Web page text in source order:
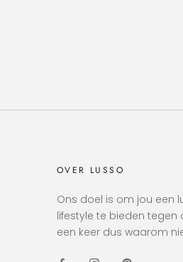
OVER LUSSO
Ons doel is om jou een
lifestyle te bieden tegen
een keer dus waarom